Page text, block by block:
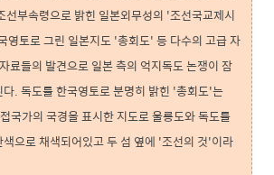
선부속령으로 밝힌 일본외무성의 '조선국교제시
영토로 그린 일본지도 '총회도' 등 다수의 고급 자
료들의 발견으로 일본 측의 억지독도 논쟁이 잠
. 독도를 한국영토로 분명히 밝힌 '총회도'는
국가의 국경을 표시한 지도로 울릉도와 독도를
으로 채색되어있고 두 섬 옆에 '조선의 것'이라